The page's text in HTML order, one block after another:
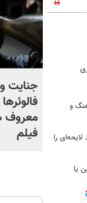
و
را
یا
جنایت
معروف
فیلم